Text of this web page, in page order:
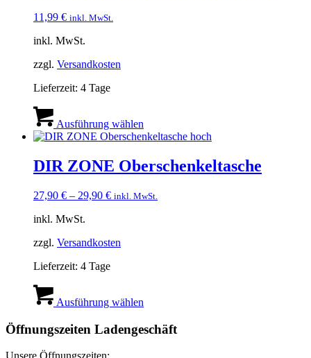
11,99 € inkl. MwSt.
inkl. MwSt.
zzgl. Versandkosten
Lieferzeit: 4 Tage
Ausführung wählen
weist
Varianten
auf.
Optionen
DIR ZONE Oberschenkeltasche
27,90 € – 29,90 € inkl. MwSt.
inkl. MwSt.
zzgl. Versandkosten
Lieferzeit: 4 Tage
Ausführung wählen
mehrere
Öffnungszeiten Ladengeschäft